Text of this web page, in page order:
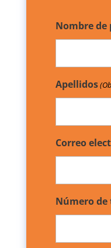
Nombre de
Apellidos
Correo
Número